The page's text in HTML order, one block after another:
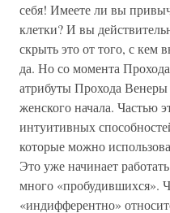
себя! Имеете ли вы
клетки? И вы
скрыть это от того, с кем
да. Но со момента
атрибуты Прохода
женского начала. Частью
интуитивных
которые можно
Это уже начинает
много «пробудившихся».
«индифферентно»